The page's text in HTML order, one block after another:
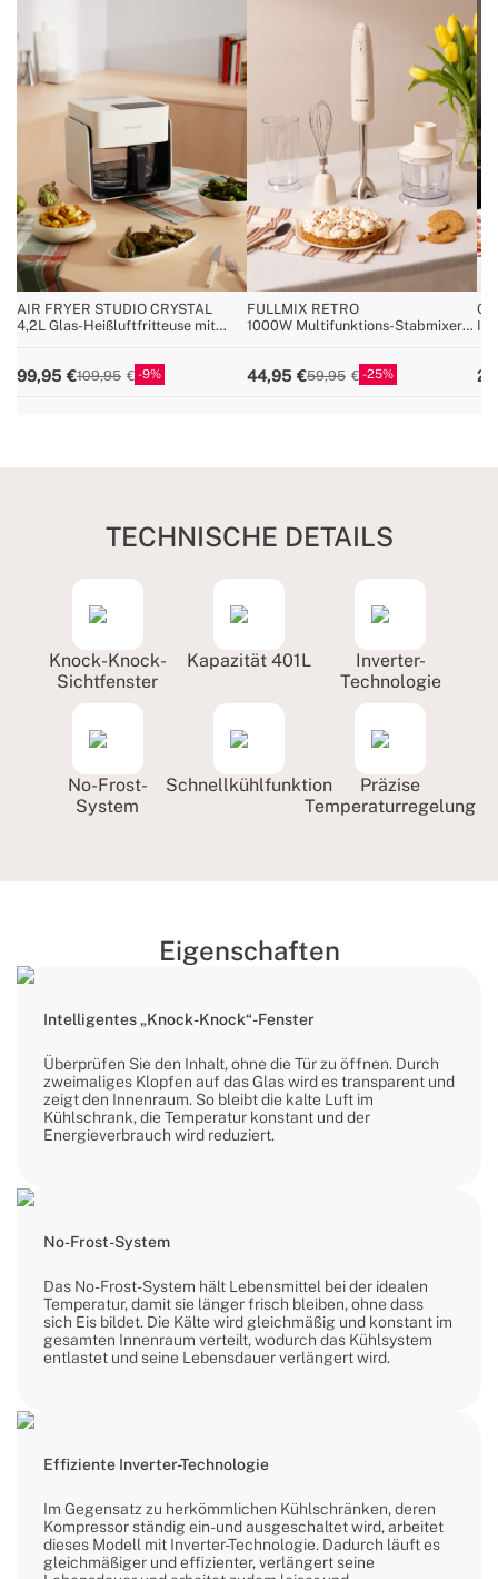
AIR FRYER STUDIO CRYSTAL
4,2L Glas-Heißluftfritteuse mit
99,95 109,95 9
FULLMIX RETRO
1000W Multifunktions-Stabmixer
44,95 59,95 25
TECHNISCHE DETAILS
Knock-Knock-
Sichtfenster
Kapazität 401L
Inverter-
Technologie
No-Frost-
System
Schnellkühlfunktion
Präzise
Temperaturregelung
Eigenschaften
Intelligentes „Knock-Knock“-Fenster
Überprüfen Sie den Inhalt, ohne die Tür zu öffnen. Durch
zweimaliges Klopfen auf das Glas wird es transparent und
zeigt den Innenraum. So bleibt die kalte Luft im
Kühlschrank, die Temperatur konstant und der
Energieverbrauch wird reduziert.
No-Frost-System
Das No-Frost-System hält Lebensmittel bei der idealen
Temperatur, damit sie länger frisch bleiben, ohne dass
sich Eis bildet. Die Kälte wird gleichmäßig und konstant im
gesamten Innenraum verteilt, wodurch das Kühlsystem
entlastet und seine Lebensdauer verlängert wird.
Effiziente Inverter-Technologie
Im Gegensatz zu herkömmlichen Kühlschränken, deren
Kompressor ständig ein- und ausgeschaltet wird, arbeitet
dieses Modell mit Inverter-Technologie. Dadurch läuft es
gleichmäßiger und effizienter, verlängert seine